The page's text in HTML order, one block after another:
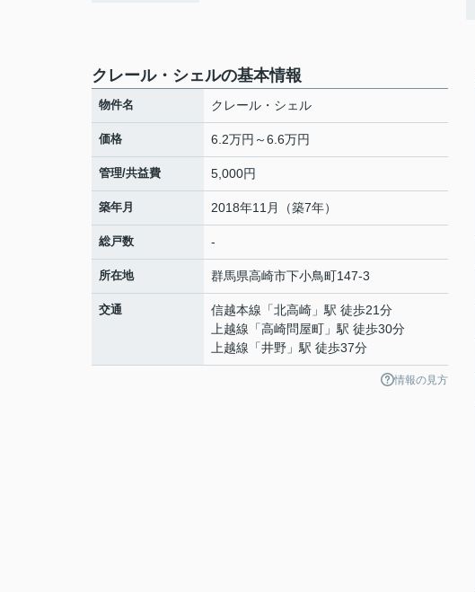
クレール・シェルの基本情報
物件名 クレール・シェル
価格 6.2万円～6.6万円
管理/共益費 5,000円
築年月 2018年11月（築7年）
総戸数 -
所在地 群馬県高崎市下小鳥町147-3
交通 信越本線 「北高崎 」駅 徒歩21分
上越線 「高崎問屋町 」駅 徒歩30分
上越線 「井野 」駅 徒歩37分
情報の見方